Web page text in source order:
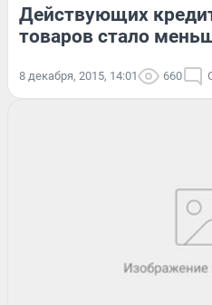
Действующих
товаров стало
8 декабря, 2015, 14:01 660